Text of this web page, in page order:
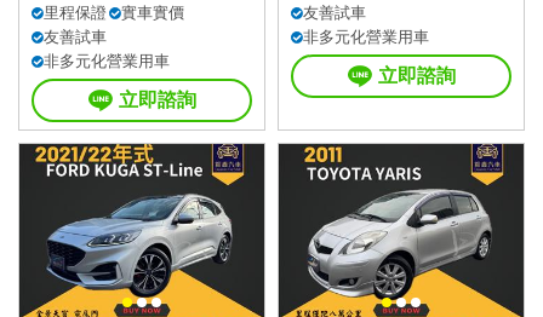
里程保證
實車實價
友善試車
非多元化營業用車
立即諮詢
友善試車
非多元化營業用車
立即諮詢